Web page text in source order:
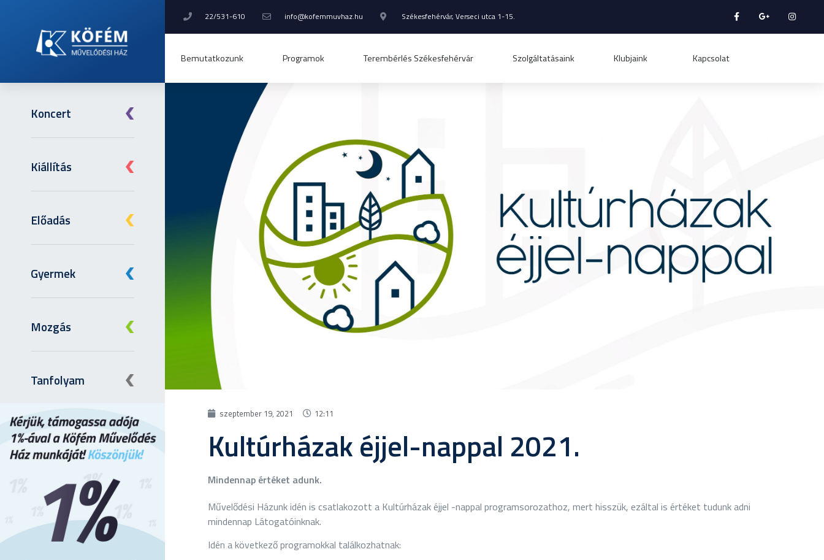
22/531-610 info@kofemmuvhaz.hu Székesfehérvár, Verseci utca 1-15.
Bemutatkozunk Programok Terembérlés Székesfehérvár Szolgáltatásaink Klubjaink Kapcsolat
Koncert
Kiállítás
Előadás
Gyermek
Mozgás
Tanfolyam
szeptember 19, 2021 12:11
Kultúrházak éjjel-nappal 2021.
Mindennap értéket adunk.
Művelődési Házunk idén is csatlakozott a Kultúrházak éjjel -nappal programsorozathoz, mert hisszük, ezáltal is értéket tudunk adni
mindennap Látogatóinknak.
Idén a következő programokkal találkozhatnak: